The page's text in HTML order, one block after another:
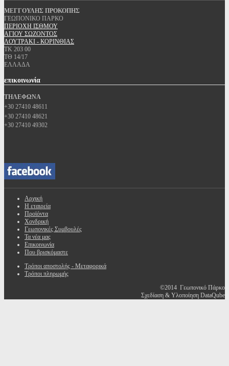
ΜΕΓΓΟΥΛΗΣ ΠΡΟΚΟΠΗΣ
ΓΕΩΠΟΝΙΚΟ ΠΑΡΚΟ
ΠΕΡΙΟΧΗ ΙΣΘΜΟΥ
ΑΓΙΟΥ ΣΩΖΟΝΤΟΣ
ΛΟΥΤΡΑΚΙ - ΚΟΡΙΝΘΙΑΣ
ΤΚ 203 00
ΤΘ 14/17
ΕΛΛΑΔΑ
επικοινωνία
ΤΗΛΕΦΩΝΑ
+30 27410 48611
+30 27410 48621
+30 27410 49302
Αρχική
Η εταιρεία
Προϊόντα
Χονδρική
Γεωπονικές Συμβουλές
Τα νέα μας
Επικοινωνία
Που βρισκόμαστε
Τρόποι αποστολής - Μεταφορικά
Τρόποι πληρωμής
©2014 Γεωπονικό Πάρκο
Σχεδίαση & Υλοποίηση DataQube